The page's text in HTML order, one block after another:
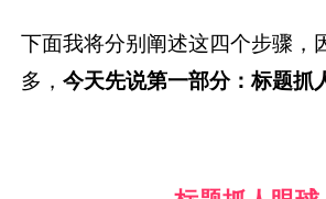
下面我将分别阐述这四个步骤，
多，今天先说第一部分：标题抓